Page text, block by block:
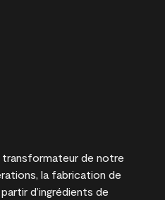
de notre
la fabrication de
d’ingrédients de